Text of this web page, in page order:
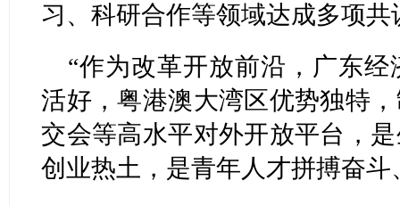
习、科研合作等领域达成多项共
“作为改革开放前沿，广东
活好，粤港澳大湾区优势独特
交会等高水平对外开放平台，
创业热土，是青年人才拼搏奋